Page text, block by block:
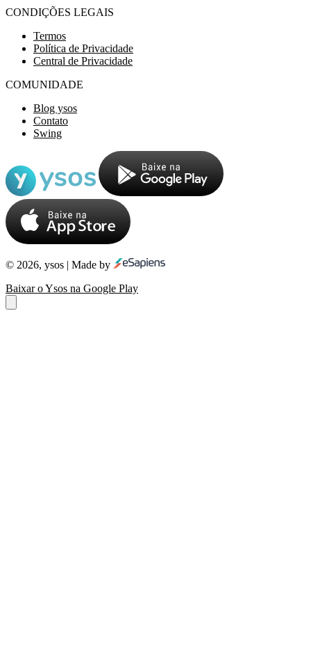
CONDIÇÕES LEGAIS
Termos
Política de Privacidade
Central de Privacidade
COMUNIDADE
Blog ysos
Contato
Swing
© 2026, ysos | Made by
Baixar o Ysos na Google Play